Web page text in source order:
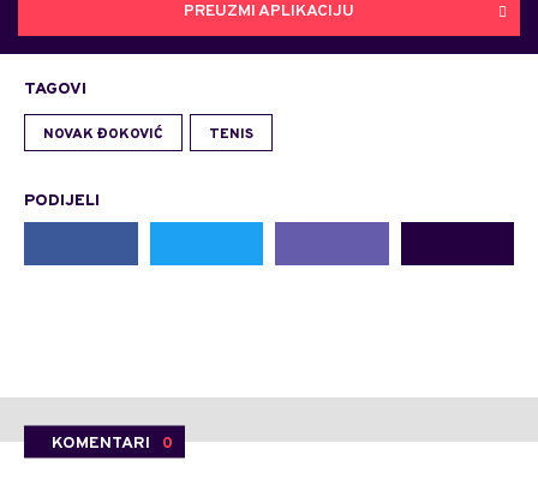
PREUZMI APLIKACIJU
TAGOVI
NOVAK ĐOKOVIĆ TENIS
PODIJELI
KOMENTARI 0